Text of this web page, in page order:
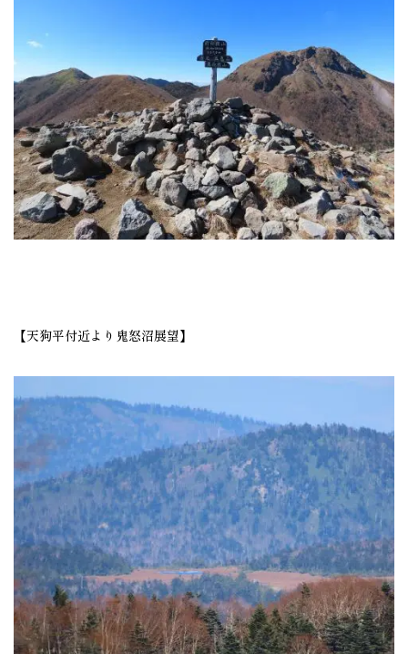
【天狗平付近より鬼怒沼展望】